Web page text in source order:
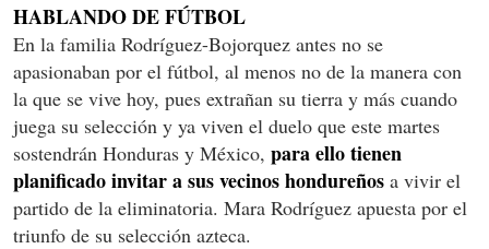
HABLANDO DE FÚTBOL
En la familia Rodríguez-Bojorquez antes no se
apasionaban por el fútbol, al menos no de la manera con
la que se vive hoy, pues extrañan su tierra y más cuando
juega su selección y ya viven el duelo que este martes
sostendrán Honduras y México, para ello tienen
planificado invitar a sus vecinos hondureños a vivir el
partido de la eliminatoria. Mara Rodríguez apuesta por el
triunfo de su selección azteca.